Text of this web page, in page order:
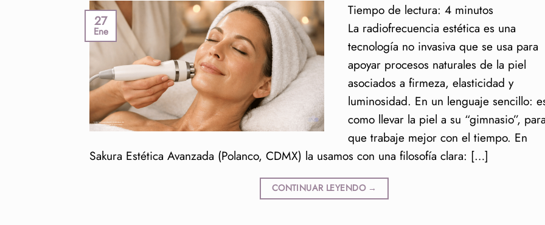
27
Ene
Tiempo de lectura: 4 minutos
La radiofrecuencia estética es una
tecnología no invasiva que se usa para
apoyar procesos naturales de la piel
asociados a firmeza, elasticidad y
luminosidad. En un lenguaje sencillo:
como llevar la piel a su “gimnasio”,
que trabaje mejor con el tiempo. En
Sakura Estética Avanzada (Polanco, CDMX) la usamos con una filosofía clara: […]
CONTINUAR LEYENDO →